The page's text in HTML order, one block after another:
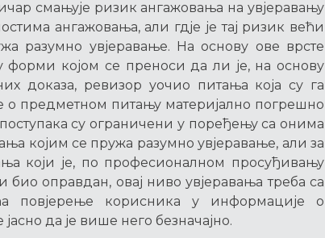
смањује ризик ангажовања на увјеравању
ангажовања, али гдје је тај ризик већи
разумно увјеравање. На основу ове врсте
форми којом се преноси да ли је, на основу
доказа, ревизор уочио питања која су га
о предметном питању материјално погрешно
су ограничени у поређењу са онима
којим се пружа разумно увјеравање, али за
који је, по професионалном просуђивању
био оправдан, овај ниво увјеравања треба са
повјерење корисника у информације о
да је више него безначајно.